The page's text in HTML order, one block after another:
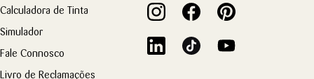
Calculadora de Tinta
Simulador
Fale Connosco
Livro de Reclamações